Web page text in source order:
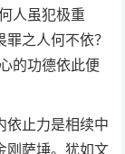
人虽犯极重
之人何不依？
的功德依此便
依止力是相续中
刚萨埵。犹如文